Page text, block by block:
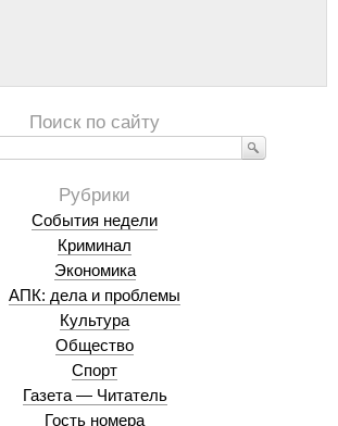
События недели
Криминал
Экономика
АПК: дела и проблемы
Культура
Общество
Спорт
Газета — Читатель
Гость номера